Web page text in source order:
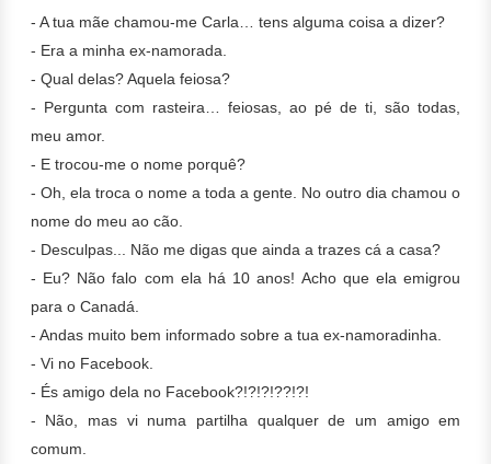
- A tua mãe chamou-me Carla… tens alguma coisa a dizer?
- Era a minha ex-namorada.
- Qual delas? Aquela feiosa?
- Pergunta com rasteira… feiosas, ao pé de ti, são todas,
meu amor.
- E trocou-me o nome porquê?
- Oh, ela troca o nome a toda a gente. No outro dia chamou o
nome do meu ao cão.
- Desculpas... Não me digas que ainda a trazes cá a casa?
- Eu? Não falo com ela há 10 anos! Acho que ela emigrou
para o Canadá.
- Andas muito bem informado sobre a tua ex-namoradinha.
- Vi no Facebook.
- És amigo dela no Facebook?!?!?!??!?!
- Não, mas vi numa partilha qualquer de um amigo em
comum.